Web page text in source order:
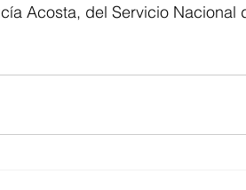
Acosta, del Servicio Nacional